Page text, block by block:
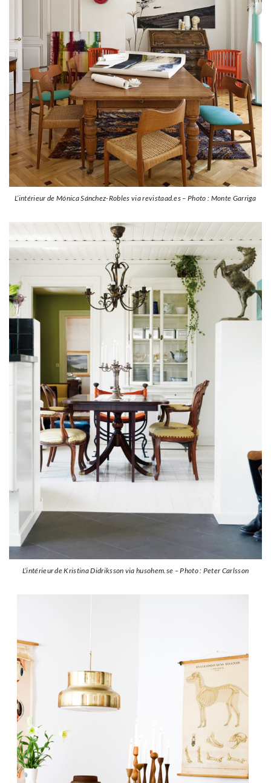
L’intérieur de Mónica Sánchez-Robles via revistaad.es – Photo : Monte Garriga
L’intérieur de Kristina Didriksson via husohem.se – Photo : Peter Carlsson